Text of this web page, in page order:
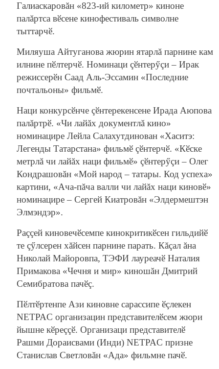
Галиаскаровăн «823-ий километр» киноне
палăртса вӗсене кинофестиваль символне
тыттарчӗ.
Миляуша Айтуганова жюрин ятарлă парнине кам
илнине пӗлтерчӗ. Номинаци çӗнтерӳçи – Ирак
режиссерӗн Саад Аль-Эссамин «Последние
почтальоны» фильмӗ.
Наци конкурсӗнче çӗнтерекенсене Ирада Аюпова
палăртрӗ. «Чи лайăх документлă кино»
номинацире Лейла Салахутдинован «Хаситэ:
Легенды Татарстана» фильмӗ çӗнтерчӗ. «Кӗске
метрлă чи лайăх наци фильмӗ» çӗнтерӳçи – Олег
Кондрашовăн «Мой народ – татары. Код успеха»
картини, «Ача-пăча валли чи лайăх наци киновӗ»
номинацире – Сергей Киатровăн «Элдермештэн
Элмэндэр».
Раççей киновечӗсемпе кинокритикӗсен гильдийӗ
те çӳлсерен хăйсен парнине парать. Кăçал ăна
Николай Майоровпа, ТЭФИ лауреачӗ Наталия
Примакова «Чечня и мир» киношăн Дмитрий
Семибратова пачӗç.
Пӗлтӗртенпе Ази киновне сарассипе ӗçлекен
NETPAC организацин представителӗсем жюри
йышне кӗреççӗ. Организаци представителӗ
Рашми Дораисвами (Инди) NETPAC призне
Станислав Светловăн «Ада» фильмне пачӗ.